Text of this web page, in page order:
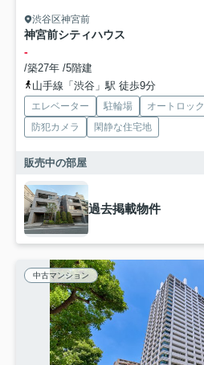
渋谷区神宮前
神宮前シティハウス
-
/築27年 /5階建
山手線「渋谷」駅 徒歩9分
エレベーター 駐輪場 オートロック
防犯カメラ
閑静な住宅地
販売中の部屋
過去掲載物件
中古マンション